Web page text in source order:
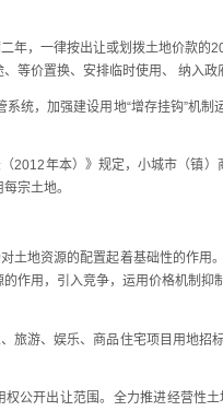
，一律按出让或划拨土地价款的
等价置换、安排临时使用、 纳入政
，加强建设用地“增存挂钩”机制
年本）》规定，小城市（镇）
宗土地。
地资源的配置起着基础性的作用
作用，引入竞争，运用价格机制
游、娱乐、商品住宅项目用地招
开出让范围。全力推进经营性